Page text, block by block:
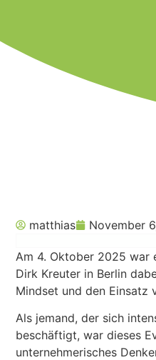
matthias November
Am 4. Oktober 2025 war
Dirk Kreuter in Berlin
Mindset und den Einsatz
Als jemand, der sich
beschäftigt, war dieses
unternehmerisches